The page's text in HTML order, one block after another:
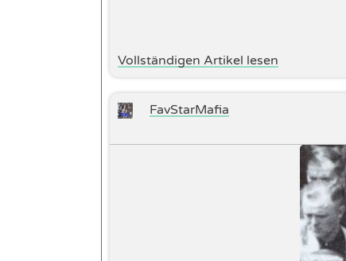
Vollständigen Artikel lesen
FavStarMafia